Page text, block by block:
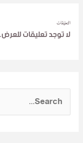
التعليقات
لا توجد تعليقات للعرض.
e